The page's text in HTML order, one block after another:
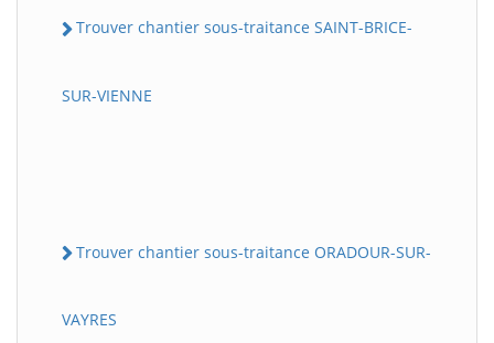
Trouver chantier sous-traitance SAINT-BRICE-
SUR-VIENNE
Trouver chantier sous-traitance ORADOUR-SUR-
VAYRES